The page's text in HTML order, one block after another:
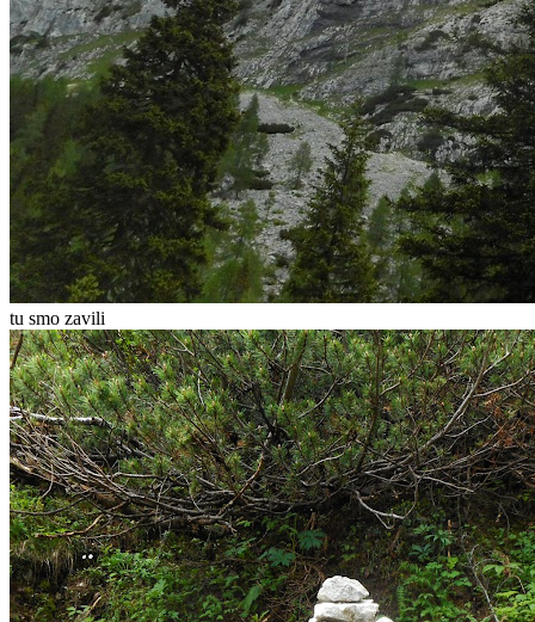
tu smo zavili